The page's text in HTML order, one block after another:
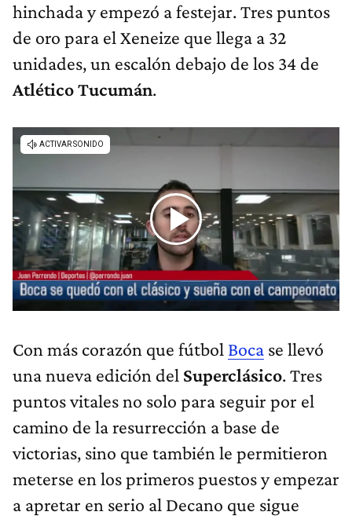
hinchada y empezó a festejar. Tres puntos
de oro para el Xeneize que llega a 32
unidades, un escalón debajo de los 34 de
Atlético Tucumán.
Con más corazón que fútbol Boca se llevó
una nueva edición del Superclásico. Tres
puntos vitales no solo para seguir por el
camino de la resurrección a base de
victorias, sino que también le permitieron
meterse en los primeros puestos y empezar
a apretar en serio al Decano que sigue